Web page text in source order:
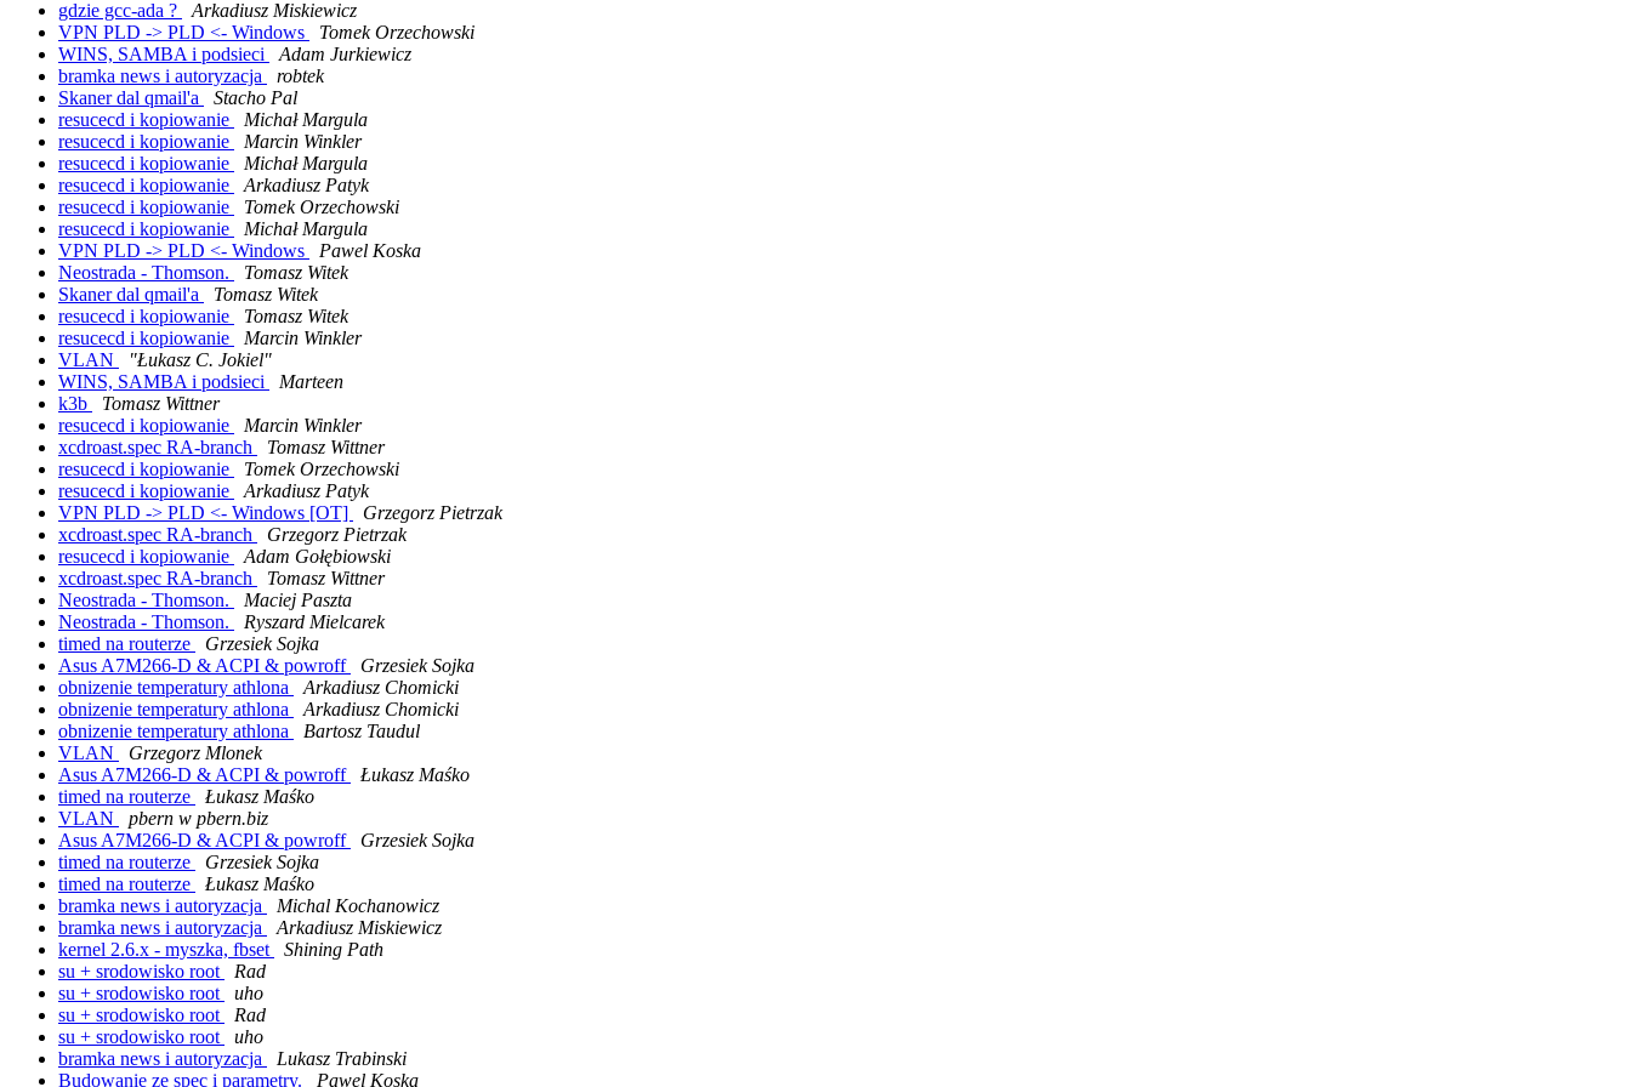
gdzie gcc-ada ?
Arkadiusz Miskiewicz
VPN PLD -> PLD <- Windows
Tomek Orzechowski
WINS, SAMBA i podsieci
Adam Jurkiewicz
bramka news i autoryzacja
robtek
Skaner dal qmail'a
Stacho Pal
resucecd i kopiowanie
Michał Margula
resucecd i kopiowanie
Marcin Winkler
resucecd i kopiowanie
Michał Margula
resucecd i kopiowanie
Arkadiusz Patyk
resucecd i kopiowanie
Tomek Orzechowski
resucecd i kopiowanie
Michał Margula
VPN PLD -> PLD <- Windows
Pawel Koska
Neostrada - Thomson.
Tomasz Witek
Skaner dal qmail'a
Tomasz Witek
resucecd i kopiowanie
Tomasz Witek
resucecd i kopiowanie
Marcin Winkler
VLAN
"Łukasz C. Jokiel"
WINS, SAMBA i podsieci
Marteen
k3b
Tomasz Wittner
resucecd i kopiowanie
Marcin Winkler
xcdroast.spec RA-branch
Tomasz Wittner
resucecd i kopiowanie
Tomek Orzechowski
resucecd i kopiowanie
Arkadiusz Patyk
VPN PLD -> PLD <- Windows [OT]
Grzegorz Pietrzak
xcdroast.spec RA-branch
Grzegorz Pietrzak
resucecd i kopiowanie
Adam Gołębiowski
xcdroast.spec RA-branch
Tomasz Wittner
Neostrada - Thomson.
Maciej Paszta
Neostrada - Thomson.
Ryszard Mielcarek
timed na routerze
Grzesiek Sojka
Asus A7M266-D & ACPI & powroff
Grzesiek Sojka
obnizenie temperatury athlona
Arkadiusz Chomicki
obnizenie temperatury athlona
Arkadiusz Chomicki
obnizenie temperatury athlona
Bartosz Taudul
VLAN
Grzegorz Mlonek
Asus A7M266-D & ACPI & powroff
Łukasz Maśko
timed na routerze
Łukasz Maśko
VLAN
pbern w pbern.biz
Asus A7M266-D & ACPI & powroff
Grzesiek Sojka
timed na routerze
Grzesiek Sojka
timed na routerze
Łukasz Maśko
bramka news i autoryzacja
Michal Kochanowicz
bramka news i autoryzacja
Arkadiusz Miskiewicz
kernel 2.6.x - myszka, fbset
Shining Path
su + srodowisko root
Rad
su + srodowisko root
uho
su + srodowisko root
Rad
su + srodowisko root
uho
bramka news i autoryzacja
Lukasz Trabinski
Budowanie ze spec i parametry.
Pawel Koska